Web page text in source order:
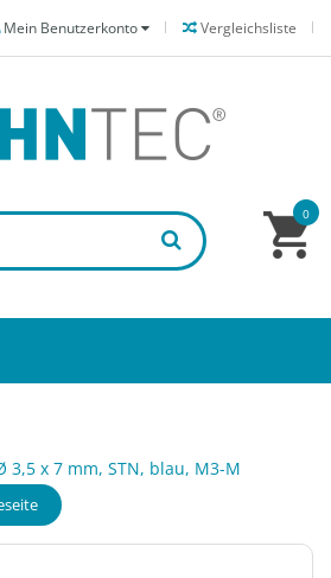
Vergleichsliste
Mein Benutzerkonto
0
3,5 x 7 mm, STN, blau, M3-M